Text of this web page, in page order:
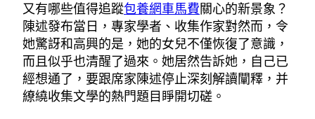
又有哪些值得追蹤包養網車馬費關心的新景象？
陳述發布當日，專家學者、收集作家對然而，令
她驚訝和高興的是，她的女兒不僅恢復了意識，
而且似乎也清醒了過來。她居然告訴她，自己已
經想通了，要跟席家陳述停止深刻解讀闡釋，并
繚繞收集文學的熱門題目睜開切磋。